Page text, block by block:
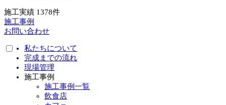
施工実績 1378件
施工事例
お問い合わせ
私たちについて
完成までの流れ
現場管理
施工事例
施工事例一覧
飲食店